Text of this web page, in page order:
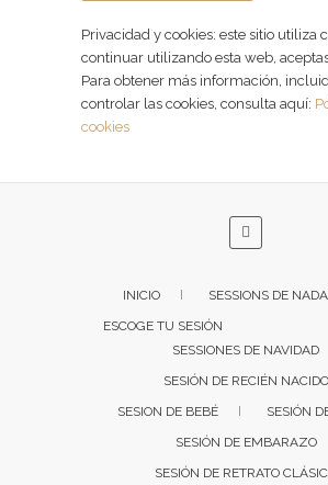
Privacidad y cookies: este sitio utiliza
continuar utilizando esta web,
Para obtener más información,
controlar las cookies, consulta aquí:
cookies
INICIO
SESSIONS DE
ESCOGE TU SESIÓN
SESSIONES DE NAVIDAD
SESIÓN DE RECIÉN NACIDO
SESION DE BEBÉ
SESIÓN
SESIÓN DE EMBARAZO
SESIÓN DE RETRATO